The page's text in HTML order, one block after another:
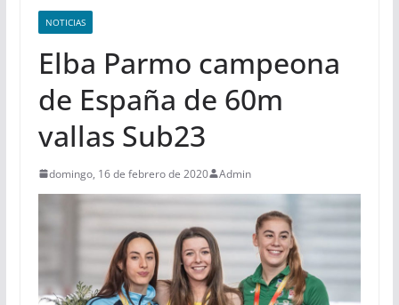
NOTICIAS
Elba Parmo campeona
de España de 60m
vallas Sub23
domingo, 16 de febrero de 2020 Admin